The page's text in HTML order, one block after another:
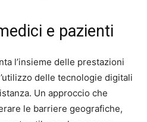
e pazienti
l’insieme delle prestazioni
delle tecnologie digitali
Un approccio che
le barriere geografiche,